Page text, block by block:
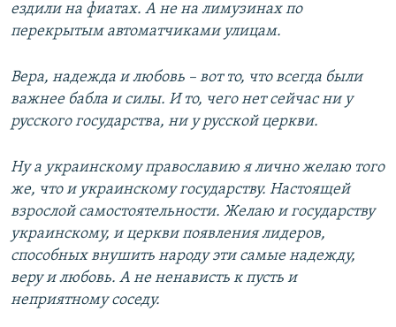
ездили на фиатах. А не на лимузинах по
перекрытым автоматчиками улицам.
Вера, надежда и любовь – вот то, что всегда были
важнее бабла и силы. И то, чего нет сейчас ни у
русского государства, ни у русской церкви.
Ну а украинскому православию я лично желаю того
же, что и украинскому государству. Настоящей
взрослой самостоятельности. Желаю и государству
украинскому, и церкви появления лидеров,
способных внушить народу эти самые надежду,
веру и любовь. А не ненависть к пусть и
неприятному соседу.